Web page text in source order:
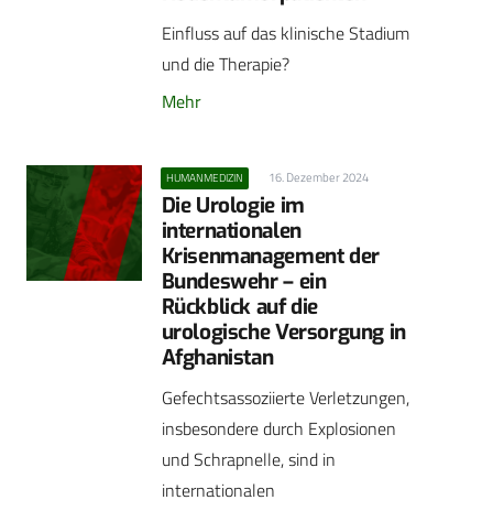
Einfluss auf das klinische Stadium
und die Therapie?
Mehr
HUMANMEDIZIN 16. Dezember 2024
Die Urologie im
internationalen
Krisenmanagement der
Bundeswehr – ein
Rückblick auf die
urologische Versorgung in
Afghanistan
Gefechtsassoziierte Verletzungen,
insbesondere durch Explosionen
und Schrapnelle, sind in
internationalen